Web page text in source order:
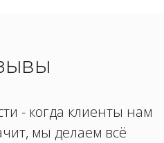
- когда клиенты нам
мы делаем всё